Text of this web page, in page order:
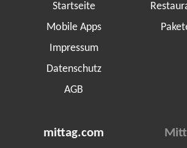
Startseite
Mobile Apps
Impressum
Datenschutz
AGB
mittag.com